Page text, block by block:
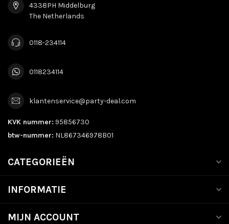
4338PH Middelburg
The Netherlands
0118-234114
0118234114
klantenservice@party-deal.com
KVK nummer: 95856730
btw-nummer: NL867346978B01
CATEGORIEËN
INFORMATIE
MIJN ACCOUNT